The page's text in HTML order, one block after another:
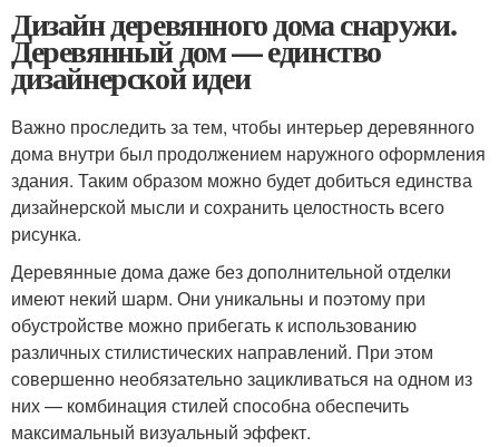
Дизайн деревянного дома снаружи.
Деревянный дом — единство
дизайнерской идеи
Важно проследить за тем, чтобы интерьер деревянного
дома внутри был продолжением наружного оформления
здания. Таким образом можно будет добиться единства
дизайнерской мысли и сохранить целостность всего
рисунка.
Деревянные дома даже без дополнительной отделки
имеют некий шарм. Они уникальны и поэтому при
обустройстве можно прибегать к использованию
различных стилистических направлений. При этом
совершенно необязательно зацикливаться на одном из
них — комбинация стилей способна обеспечить
максимальный визуальный эффект.